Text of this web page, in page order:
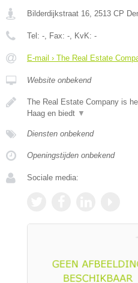
Bilderdijkstraat 16 2513 CP
Tel: - , Fax: - , KvK: -
E-mail › The Real Estate
Website onbekend
The Real Estate Company is
Haag en biedt ▼
Diensten onbekend
Openingstijden onbekend
Sociale media: